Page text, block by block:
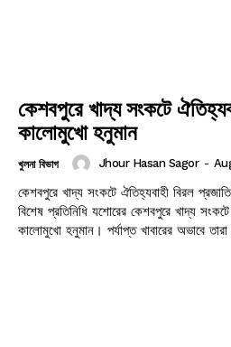
কেশবপুরে খাদ্য সংকটে
কালোমুখো হনুমান
খুলনা বিভাগ Jhour Hasan Sagor -
কেশবপুরে খাদ্য সংকটে ঐতিহ্যবাহী বিরল
বিশেষ প্রতিনিধি যশোরের কেশবপুরে খাদ্য সংকটে ঐতিহ্যবাহী বিরল প্রজাতির
কালোমুখো হনুমান। পর্যাপ্ত খাবারের অভাবে